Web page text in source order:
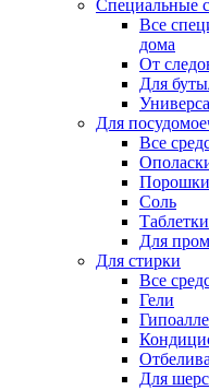
Специальные
Все
дома
От
Для
Для
Все
Порошки
Соль
Таблетки
Для
Для стирки
Все
Гели
Для